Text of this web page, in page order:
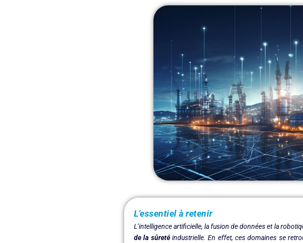
L'essentiel à retenir
L’intelligence artificielle, la fusion de données et la
de la sûretéindustrielle. En effet, ces domaines se